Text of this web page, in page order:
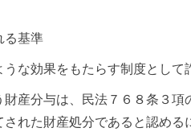
る基準
な効果をもたらす制度として
産分与は、民法７６８条３
れた財産処分であると認め